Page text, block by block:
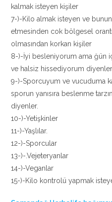
kalmak isteyen kişiler
7-)-Kilo almak isteyen ve
etmesinden cok bölgesel
olmasından korkan kişiler
8-)-İyi besleniyorum ama ğün
ve halsiz hissediyorum
9-)-Sporcuyum ve vucuduma
sporun yanısıra beslenme
diyenler.
10-)-Yetişkinler
11-)-Yaşlılar.
12-)-Sporcular
13-)-.Vejeteryanlar
14-)-Veganlar
15-)-Kilo kontrolü yapmak